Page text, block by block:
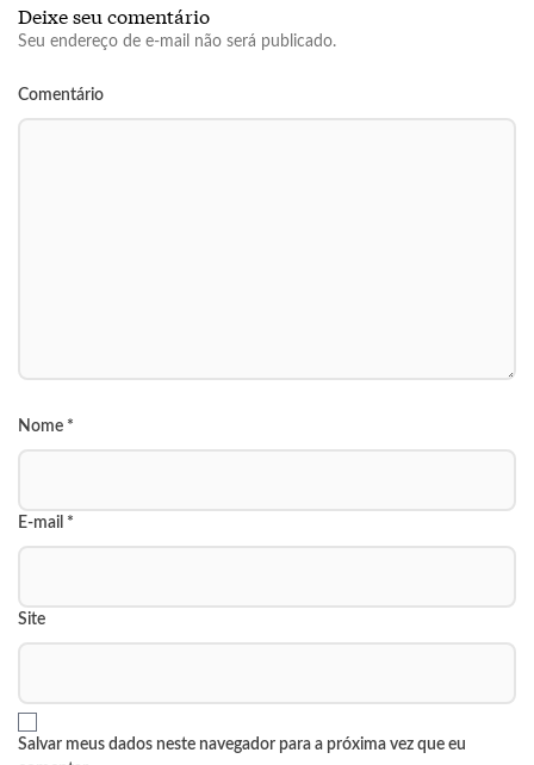
Deixe seu comentário
Seu endereço de e-mail não será publicado.
Comentário
Nome *
E-mail *
Site
Salvar meus dados neste navegador para a próxima vez que eu